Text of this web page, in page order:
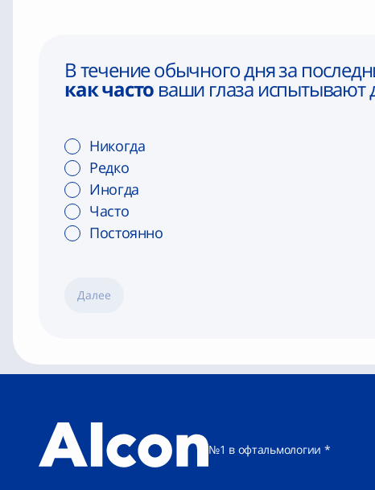
В течение обычного дня за
как часто ваши глаза испытывают
Никогда
Редко
Иногда
Часто
Постоянно
Далее
№1 в офтальмологии *